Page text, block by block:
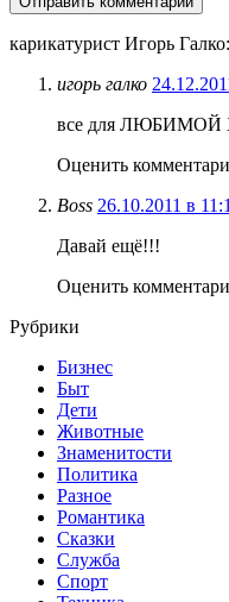
карикатурист Игорь Галко
игорь галко
все для
Оценить
Boss 26.10.2011 в
Давай ещё!!!
Оценить
Рубрики
Бизнес
Быт
Дети
Животные
Знаменитости
Политика
Разное
Романтика
Сказки
Служба
Спорт